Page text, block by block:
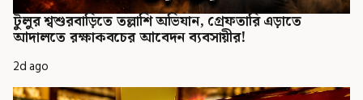
টুলুর শ্বশুরবাড়িতে তল্লাশি অভিযান, গ্রেফতারি এড়াতে
আদালতে রক্ষাকবচের আবেদন ব্যবসায়ীর!
2d ago